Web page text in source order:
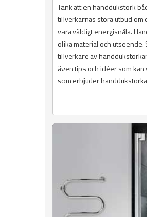
Tänk att en handdukstork
tillverkarnas stora utbud om
vara väldigt energisnåla.
olika material och
tillverkare av
även tips och idéer som
som erbjuder